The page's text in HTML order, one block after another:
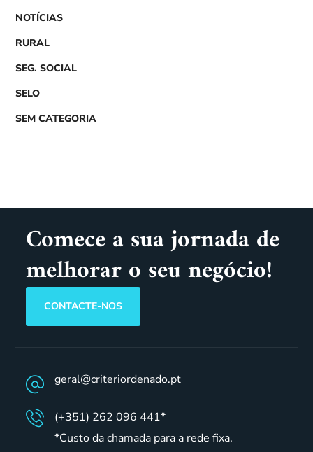
NOTÍCIAS
RURAL
SEG. SOCIAL
SELO
SEM CATEGORIA
Comece a sua jornada de
melhorar o seu negócio!
CONTACTE-NOS
geral@criteriordenado.pt
(+351) 262 096 441*
*Custo da chamada para a rede fixa.